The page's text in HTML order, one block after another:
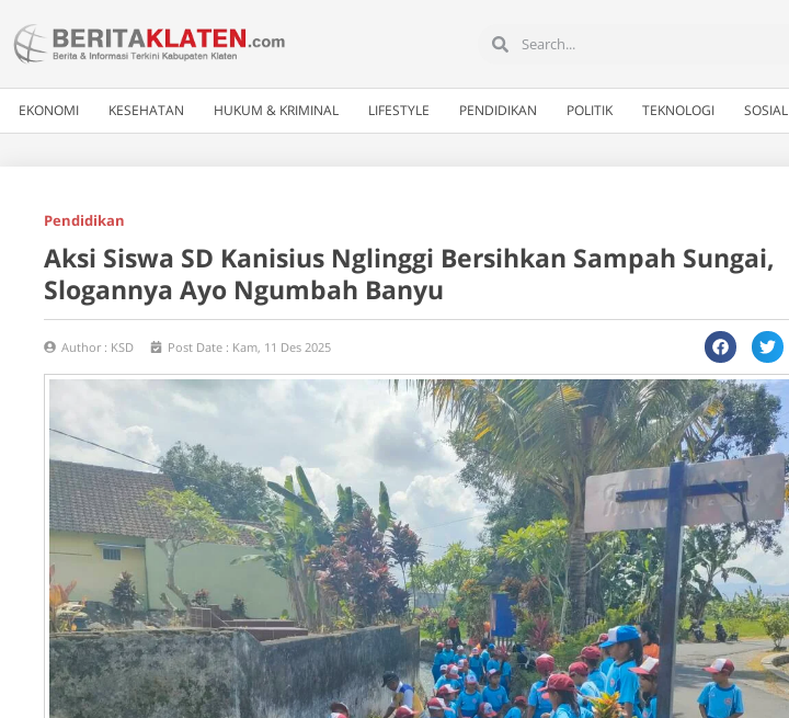
EKONOMI KESEHATAN HUKUM & KRIMINAL LIFESTYLE PENDIDIKAN POLITIK TEKNOLOGI SOSIAL
Pendidikan
Aksi Siswa SD Kanisius Nglinggi Bersihkan Sampah Sungai,
Slogannya Ayo Ngumbah Banyu
Author : KSD Post Date : Kam, 11 Des 2025